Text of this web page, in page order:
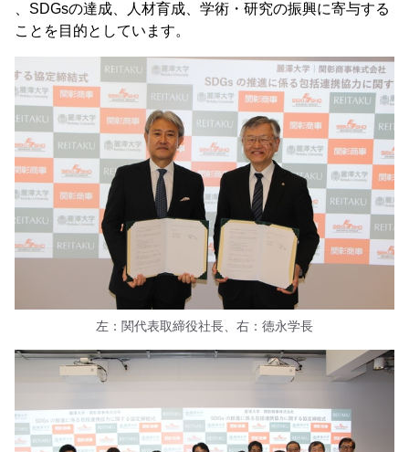
、SDGsの達成、人材育成、学術・研究の振興に寄与する
ことを目的としています。
左：関代表取締役社長、右：徳永学長